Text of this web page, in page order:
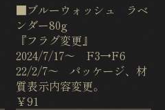
■ブルーウォッシュ ラベ
ンダー80g
『フラグ変更』
2024/7/17〜 F3→F6
22/2/7〜 パッケージ、材
質表示内容変更。
￥91